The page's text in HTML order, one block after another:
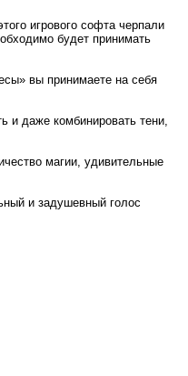
игрового софта черпали
будет принимать
вы принимаете на себя
и даже комбинировать тени,
магии, удивительные
и задушевный голос